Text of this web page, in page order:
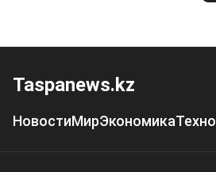
Taspanews.kz
НовостиМирЭкономикаТехно